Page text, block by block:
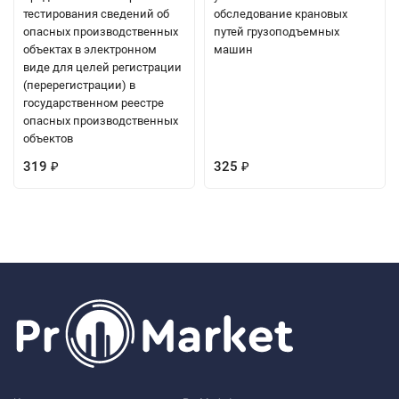
тестирования сведений об
опасных производственных
объектах в электронном
виде для целей регистрации
(перерегистрации) в
государственном реестре
опасных производственных
объектов
319 ₽
обследование крановых
путей грузоподъемных
машин
325 ₽